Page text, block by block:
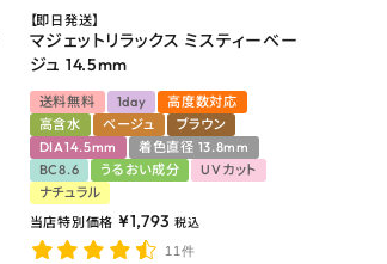
【即日発送】
マジェットリラックス ミスティーベー
ジュ 14.5mm
送料無料 1day
高度数対応
高含水
ベージュ
ブラウン
DIA14.5mm
着色直径 13.8mm
BC8.6
うるおい成分
UVカット
ナチュラル
当店特別価格 ¥1,793 税込
11件